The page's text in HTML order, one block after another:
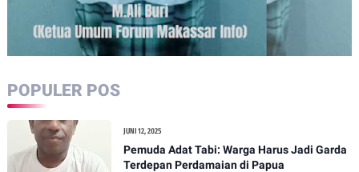
POPULER POS
JUNI 12, 2025
Pemuda Adat Tabi: Warga Harus Jadi Garda
Terdepan Perdamaian di Papua